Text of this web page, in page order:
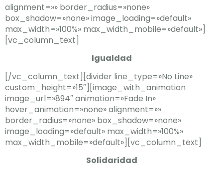
alignment=»» border_radius=»none»
box_shadow=»none» image_loading=»default»
max_width=»100%» max_width_mobile=»default»]
[vc_column_text]
Igualdad
[/vc_column_text][divider line_type=»No Line»
custom_height=»15″][image_with_animation
image_url=»894″ animation=»Fade In»
hover_animation=»none» alignment=»»
border_radius=»none» box_shadow=»none»
image_loading=»default» max_width=»100%»
max_width_mobile=»default»][vc_column_text]
Solidaridad